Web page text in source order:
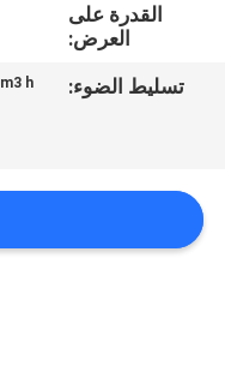
اتصل
القضايا
القدرة على
العرض:
تسليط الضوء: